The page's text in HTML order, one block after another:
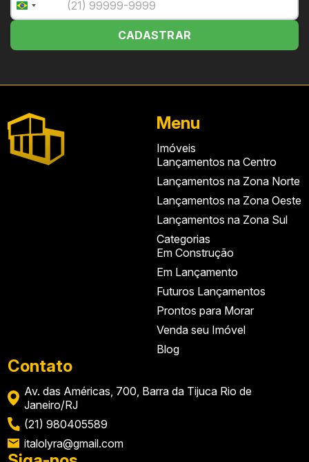
Brazil
+55
CADASTRAR
Menu
Imóveis
Lançamentos na Centro
Lançamentos na Zona Norte
Lançamentos na Zona Oeste
Lançamentos na Zona Sul
Categorias
Em Construção
Em Lançamento
Futuros Lançamentos
Prontos para Morar
Venda seu Imóvel
Blog
Contato
Av. das Américas, 700, Barra da Tijuca Rio de
Janeiro/RJ
(21) 980405589
italolyra@gmail.com